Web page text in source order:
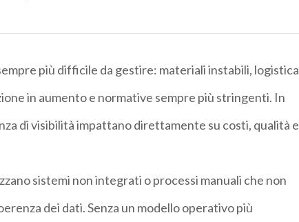
più difficile da gestire: materiali instabili, logistica
in aumento e normative sempre più stringenti. In
di visibilità impattano direttamente su costi, qualità e
sistemi non integrati o processi manuali che non
dei dati. Senza un modello operativo più